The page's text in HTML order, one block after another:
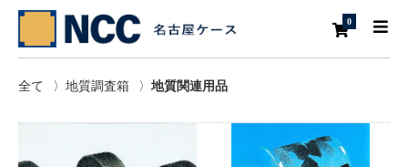
0
全て 〉 地質調査箱 〉 地質関連用品